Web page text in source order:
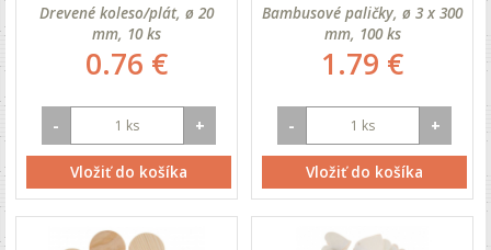
Drevené koleso/plát, ø 20
mm, 10 ks
0.76 €
- +
Vložiť do košíka
Bambusové paličky, ø 3 x 300
mm, 100 ks
1.79 €
- +
Vložiť do košíka